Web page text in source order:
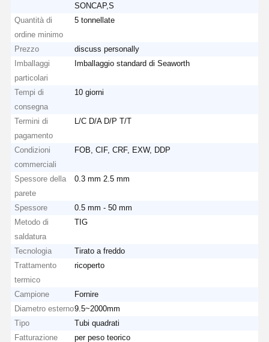
SONCAP,S
Quantità di
ordine minimo
5 tonnellate
Prezzo
discuss personally
Imballaggi
particolari
Imballaggio standard di Seaworth
Tempi di
consegna
10 giorni
Termini di
pagamento
L/C D/A D/P T/T
Condizioni
commerciali
FOB, CIF, CRF, EXW, DDP
Spessore della
parete
0.3 mm 2.5 mm
Spessore
0.5 mm - 50 mm
Metodo di
saldatura
TIG
Tecnologia
Tirato a freddo
Trattamento
termico
ricoperto
Campione
Fornire
Diametro esterno9.5~2000mm
Tipo
Tubi quadrati
Fatturazione
per peso teorico